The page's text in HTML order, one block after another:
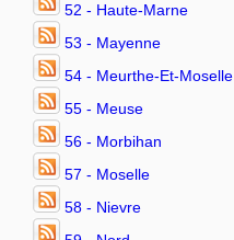
52 - Haute-Marne
53 - Mayenne
54 - Meurthe-Et-Moselle
55 - Meuse
56 - Morbihan
57 - Moselle
58 - Nievre